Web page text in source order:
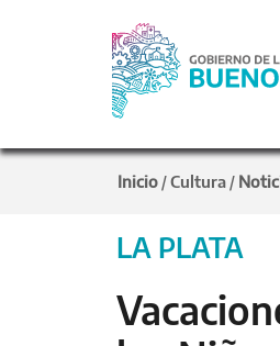
Inicio /Cultura /
LA PLATA